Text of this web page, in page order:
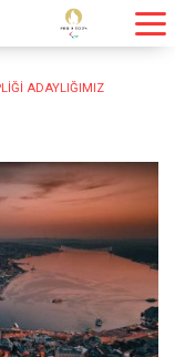
ADAYLIĞIMIZ